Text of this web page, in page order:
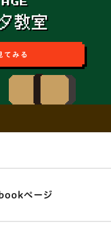
教室
てみる
ページ